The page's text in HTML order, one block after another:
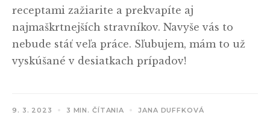
receptami zažiarite a prekvapíte aj
najmaškrtnejších stravníkov. Navyše vás to
nebude stáť veľa práce. Sľubujem, mám to už
vyskúšané v desiatkach prípadov!
9. 3. 2023 3 MIN. ČÍTANIA JANA DUFFKOVÁ